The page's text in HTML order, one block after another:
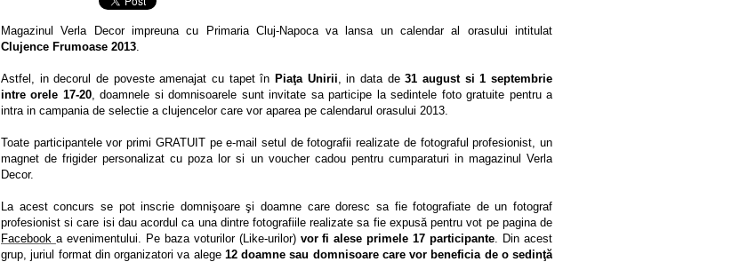
Magazinul Verla Decor impreuna cu Primaria Cluj-Napoca va lansa un calendar al orasului intitulat
Clujence Frumoase 2013.
Astfel, in decorul de poveste amenajat cu tapet în Piaţa Unirii, in data de31 august si 1 septembrie
intre orele 17-20, doamnele si domnisoarele sunt invitate sa participe la sedintele foto gratuite pentru a
intra in campania de selectie a clujencelor care vor aparea pe calendarul orasului 2013.
Toate participantele vor primi GRATUIT pe e-mail setul de fotografii realizate de fotograful profesionist, un
magnet de frigider personalizat cu poza lor si un voucher cadou pentru cumparaturi in magazinul Verla
Decor.
La acest concurs se pot inscrie domnişoare şi doamne care doresc sa fie fotografiate de un fotograf
profesionist si care isi dau acordul ca una dintre fotografiile realizate sa fie expusă pentru vot pe pagina de
Facebook a evenimentului. Pe baza voturilor (Like-urilor) vor fi alese primele 17 participante. Din acest
grup, juriul format din organizatori va alege 12 doamne sau domnisoare care vor beneficia de o sedinţă